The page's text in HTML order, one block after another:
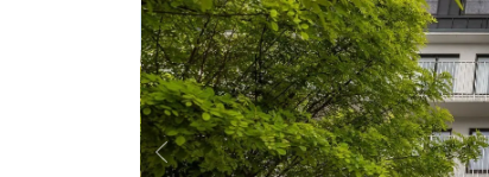
Previous